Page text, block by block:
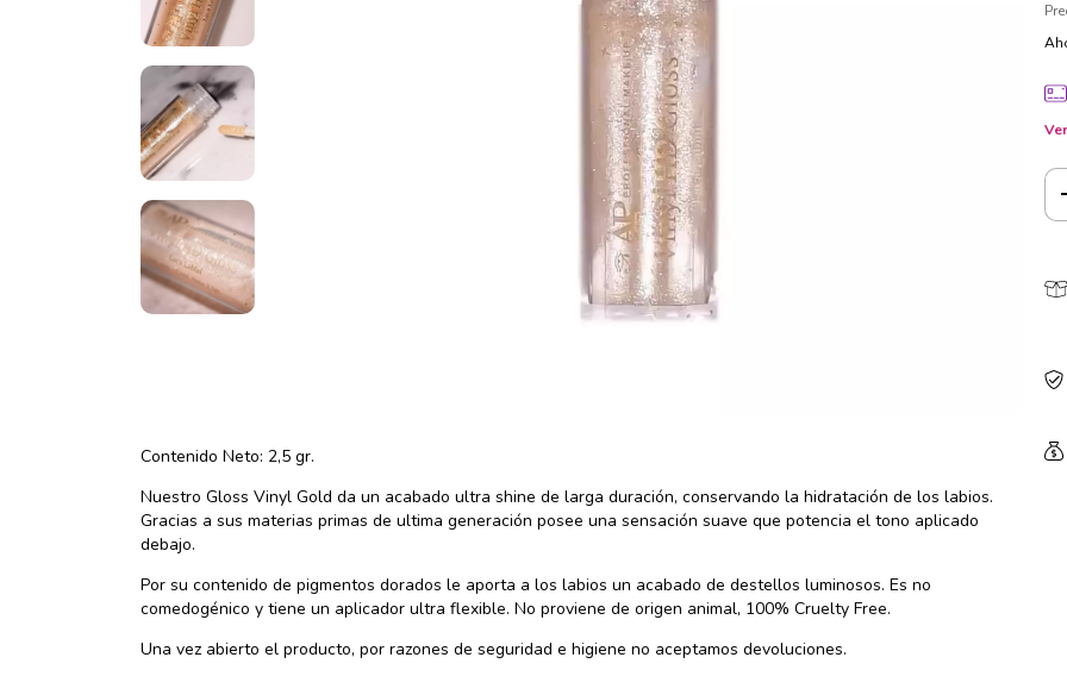
Contenido Neto: 2,5 gr.
Nuestro Gloss Vinyl Gold da un acabado ultra shine de larga duración, conservando la hidratación de los labios.
Gracias a sus materias primas de ultima generación posee una sensación suave que potencia el tono aplicado
debajo.
Por su contenido de pigmentos dorados le aporta a los labios un acabado de destellos luminosos. Es no
comedogénico y tiene un aplicador ultra flexible. No proviene de origen animal, 100% Cruelty Free.
Una vez abierto el producto, por razones de seguridad e higiene no aceptamos devoluciones.